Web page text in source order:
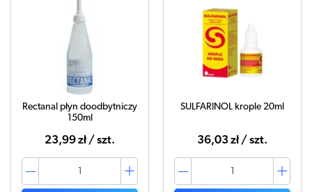
Rectanal płyn doodbytniczy
150ml
23,99 zł / szt.
SULFARINOL krople 20ml
36,03 zł / szt.